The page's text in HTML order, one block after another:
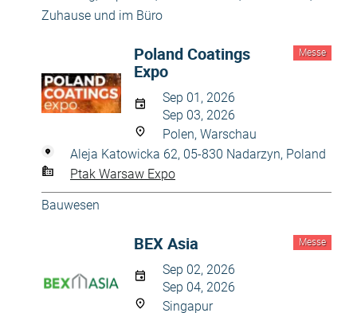
Zuhause und im Büro
Messe
Poland Coatings
Expo
Sep 01, 2026
Sep 03, 2026
Polen, Warschau
Aleja Katowicka 62, 05-830 Nadarzyn, Poland
Ptak Warsaw Expo
Bauwesen
Messe
BEX Asia
Sep 02, 2026
Sep 04, 2026
Singapur